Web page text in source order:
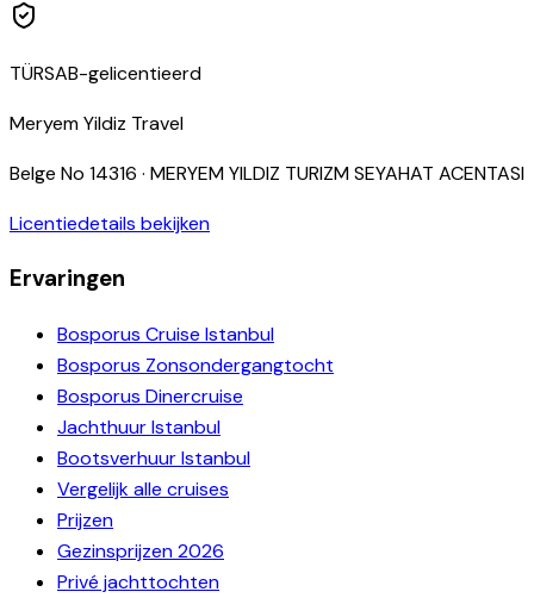
TÜRSAB-gelicentieerd
Meryem Yildiz Travel
Belge No 14316 · MERYEM YILDIZ TURIZM SEYAHAT ACENTASI
Licentiedetails bekijken
Ervaringen
Bosporus Cruise Istanbul
Bosporus Zonsondergangtocht
Bosporus Dinercruise
Jachthuur Istanbul
Bootsverhuur Istanbul
Vergelijk alle cruises
Prijzen
Gezinsprijzen 2026
Privé jachttochten